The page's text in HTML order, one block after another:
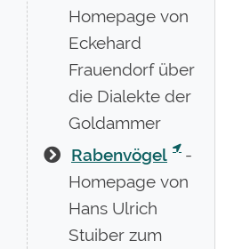
Homepage von
Eckehard
Frauendorf über
die Dialekte der
Goldammer
Rabenvögel
-
Homepage von
Hans Ulrich
Stuiber zum